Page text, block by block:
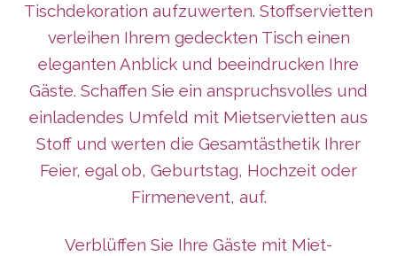
Tischdekoration aufzuwerten. Stoffservietten
verleihen Ihrem gedeckten Tisch einen
eleganten Anblick und beeindrucken Ihre
Gäste. Schaffen Sie ein anspruchsvolles und
einladendes Umfeld mit Mietservietten aus
Stoff und werten die Gesamtästhetik Ihrer
Feier, egal ob, Geburtstag, Hochzeit oder
Firmenevent, auf.
Verblüffen Sie Ihre Gäste mit Miet-